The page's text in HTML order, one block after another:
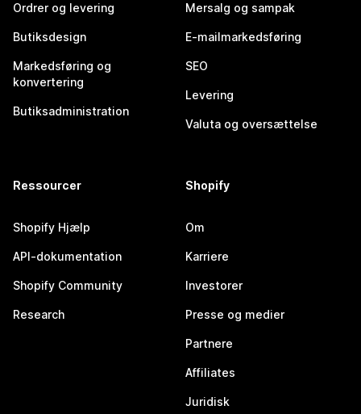
Ordrer og levering
Butiksdesign
Markedsføring og
konvertering
Butiksadministration
Mersalg og sampak
E-mailmarkedsføring
SEO
Levering
Valuta og oversættelse
Ressourcer
Shopify Hjælp
API-dokumentation
Shopify Community
Research
Shopify
Om
Karriere
Investorer
Presse og medier
Partnere
Affiliates
Juridisk